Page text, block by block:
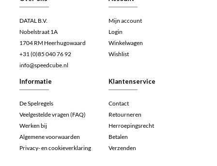
DATAL B.V.
Nobelstraat 1A
1704 RM Heerhugowaard
+31 (0)85 040 76 92
info@speedcube.nl
Mijn account
Login
Winkelwagen
Wishlist
Informatie
De Spelregels
Veelgestelde vragen (FAQ)
Werken bij
Algemene voorwaarden
Privacy- en cookieverklaring
Klantenservice
Contact
Retourneren
Herroepingsrecht
Betalen
Verzenden